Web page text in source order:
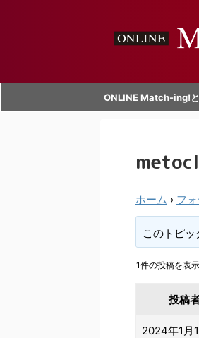
ONLINE Match-ing!
ホーム › フ
このトピッ
1件の投稿を表
投稿
2024年1月